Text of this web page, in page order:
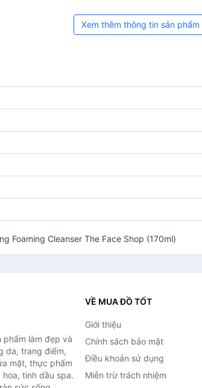
Xem thêm thông tin sản phẩm
Foaming Cleanser The Face Shop (170ml)
phẩm làm đẹp và
da, trang điểm,
mặt, thực phẩm
tinh dầu spa.
VỀ MUA ĐỒ TỐT
Giới thiệu
Chính sách bảo mật
Điều khoản sử dụng
Miễn trừ trách nhiệm